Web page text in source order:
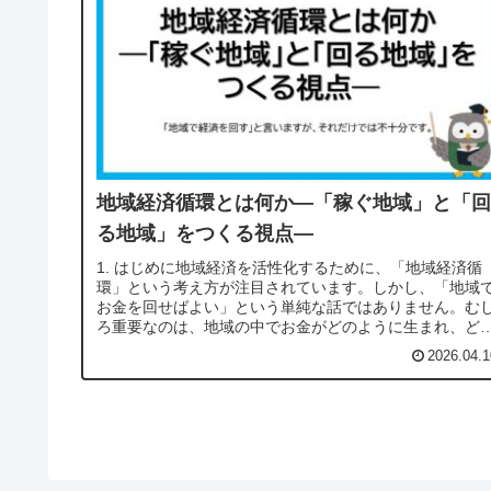
地域経済循環とは何か―「稼ぐ地域」と「回
る地域」をつくる視点―
1. はじめに地域経済を活性化するために、「地域経済循
環」という考え方が注目されています。しかし、「地域
お金を回せばよい」という単純な話ではありません。む
ろ重要なのは、地域の中でお金がどのように生まれ、どの